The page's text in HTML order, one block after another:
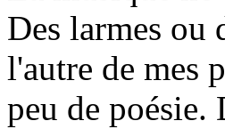
Des larmes ou
l'autre de mes
peu de